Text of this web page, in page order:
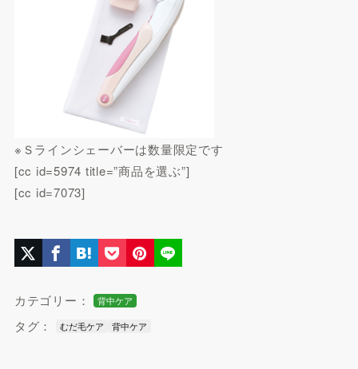
※Ｓラインシェーバーは数量限定です
[cc id=5974 title=”商品を選ぶ”]
[cc id=7073]
カテゴリー： 背中ケア
タグ： むだ毛ケア 背中ケア